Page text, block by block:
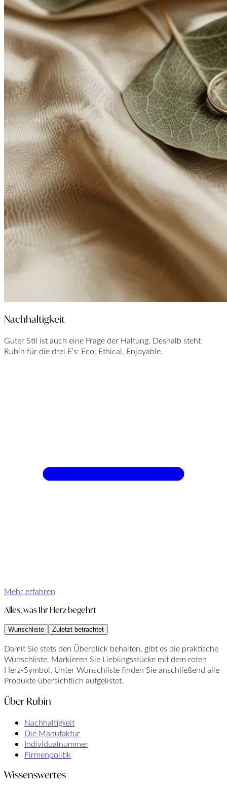
Nachhaltigkeit
Guter Stil ist auch eine Frage der Haltung. Deshalb steht
Rubin für die drei E‘s: Eco, Ethical, Enjoyable.
Mehr erfahren
Alles, was Ihr Herz begehrt
Wunschliste Zuletzt betrachtet
Damit Sie stets den Überblick behalten, gibt es die praktische
Wunschliste. Markieren Sie Lieblingsstücke mit dem roten
Herz-Symbol. Unter Wunschliste finden Sie anschließend alle
Produkte übersichtlich aufgelistet.
Über Rubin
Nachhaltigkeit
Die Manufaktur
Individualnummer
Firmenpolitik
Wissenswertes